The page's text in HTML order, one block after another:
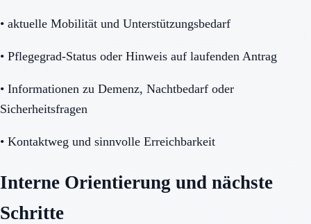
• aktuelle Mobilität und Unterstützungsbedarf
• Pflegegrad-Status oder Hinweis auf laufenden Antrag
• Informationen zu Demenz, Nachtbedarf oder
Sicherheitsfragen
• Kontaktweg und sinnvolle Erreichbarkeit
Interne Orientierung und nächste
Schritte